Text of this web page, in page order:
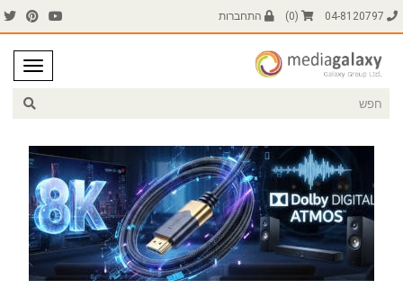
(
0
) התחברות